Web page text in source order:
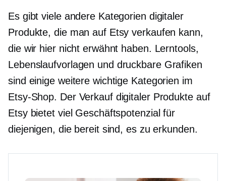
Es gibt viele andere Kategorien digitaler
Produkte, die man auf Etsy verkaufen kann,
die wir hier nicht erwähnt haben. Lerntools,
Lebenslaufvorlagen und druckbare Grafiken
sind einige weitere wichtige Kategorien im
Etsy-Shop. Der Verkauf digitaler Produkte auf
Etsy bietet viel Geschäftspotenzial für
diejenigen, die bereit sind, es zu erkunden.